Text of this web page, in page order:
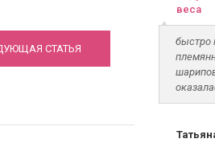
СТАТЬЯ
веса
быстро